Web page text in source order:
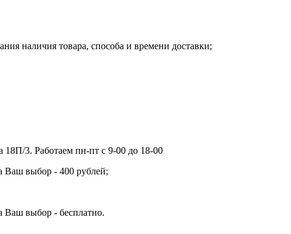
наличия товара, способа и времени доставки;
3. Работаем пн-пт с 9-00 до 18-00
Ваш выбор - 400 рублей;
Ваш выбор - бесплатно.